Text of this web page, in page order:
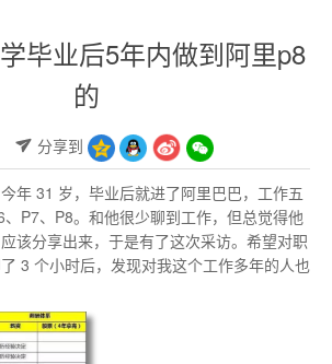
毕业后5年内做到阿里p8
的
分享到
年 31 岁，毕业后就进了阿里巴巴，工作五
P7、P8。和他很少聊到工作，但总觉得他
该分享出来，于是有了这次采访。希望对职
3 个小时后，发现对我这个工作多年的人也